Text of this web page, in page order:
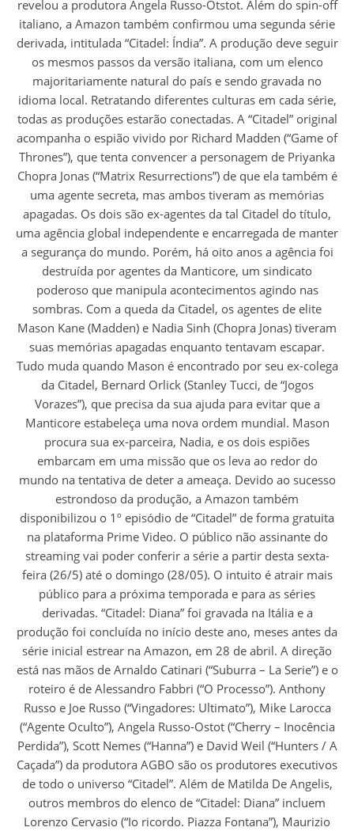
revelou a produtora Angela Russo-Otstot. Além do spin-off
italiano, a Amazon também confirmou uma segunda série
derivada, intitulada “Citadel: Índia”. A produção deve seguir
os mesmos passos da versão italiana, com um elenco
majoritariamente natural do país e sendo gravada no
idioma local. Retratando diferentes culturas em cada série,
todas as produções estarão conectadas. A “Citadel” original
acompanha o espião vivido por Richard Madden (“Game of
Thrones”), que tenta convencer a personagem de Priyanka
Chopra Jonas (“Matrix Resurrections”) de que ela também é
uma agente secreta, mas ambos tiveram as memórias
apagadas. Os dois são ex-agentes da tal Citadel do título,
uma agência global independente e encarregada de manter
a segurança do mundo. Porém, há oito anos a agência foi
destruída por agentes da Manticore, um sindicato
poderoso que manipula acontecimentos agindo nas
sombras. Com a queda da Citadel, os agentes de elite
Mason Kane (Madden) e Nadia Sinh (Chopra Jonas) tiveram
suas memórias apagadas enquanto tentavam escapar.
Tudo muda quando Mason é encontrado por seu ex-colega
da Citadel, Bernard Orlick (Stanley Tucci, de “Jogos
Vorazes”), que precisa da sua ajuda para evitar que a
Manticore estabeleça uma nova ordem mundial. Mason
procura sua ex-parceira, Nadia, e os dois espiões
embarcam em uma missão que os leva ao redor do
mundo na tentativa de deter a ameaça. Devido ao sucesso
estrondoso da produção, a Amazon também
disponibilizou o 1º episódio de “Citadel” de forma gratuita
na plataforma Prime Video. O público não assinante do
streaming vai poder conferir a série a partir desta sexta-
feira (26/5) até o domingo (28/05). O intuito é atrair mais
público para a próxima temporada e para as séries
derivadas. “Citadel: Diana” foi gravada na Itália e a
produção foi concluída no início deste ano, meses antes da
série inicial estrear na Amazon, em 28 de abril. A direção
está nas mãos de Arnaldo Catinari (“Suburra – La Serie”) e o
roteiro é de Alessandro Fabbri (“O Processo”). Anthony
Russo e Joe Russo (“Vingadores: Ultimato”), Mike Larocca
(“Agente Oculto”), Angela Russo-Ostot (“Cherry – Inocência
Perdida”), Scott Nemes (“Hanna”) e David Weil (“Hunters / A
Caçada”) da produtora AGBO são os produtores executivos
de todo o universo “Citadel”. Além de Matilda De Angelis,
outros membros do elenco de “Citadel: Diana” incluem
Lorenzo Cervasio (“Io ricordo. Piazza Fontana”), Maurizio